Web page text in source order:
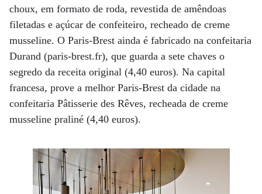
choux, em formato de roda, revestida de amêndoas
filetadas e açúcar de confeiteiro, recheado de creme
musseline. O Paris-Brest ainda é fabricado na confeitaria
Durand (paris-brest.fr), que guarda a sete chaves o
segredo da receita original (4,40 euros). Na capital
francesa, prove a melhor Paris-Brest da cidade na
confeitaria Pâtisserie des Rêves, recheada de creme
musseline praliné (4,40 euros).